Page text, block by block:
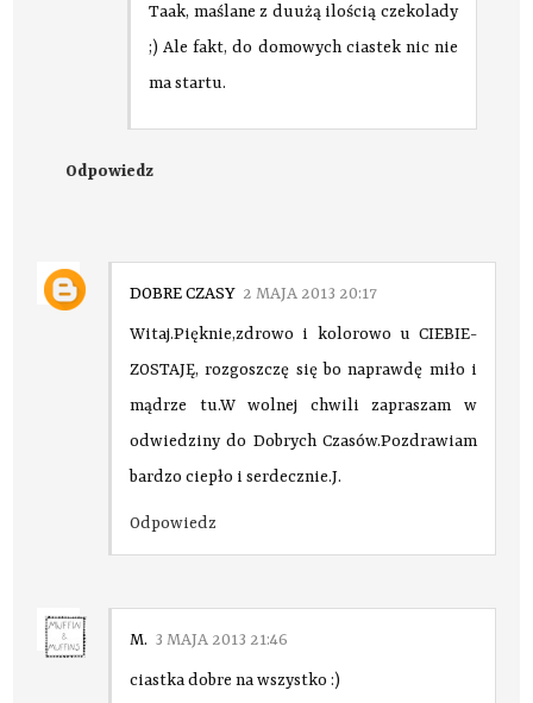
Taak, maślane z duużą ilością czekolady
;) Ale fakt, do domowych ciastek nic nie
ma startu.
Odpowiedz
DOBRE CZASY 2 MAJA 2013 20:17
Witaj.Pięknie,zdrowo i kolorowo u CIEBIE-
ZOSTAJĘ, rozgoszczę się bo naprawdę miło i
mądrze tu.W wolnej chwili zapraszam w
odwiedziny do Dobrych Czasów.Pozdrawiam
bardzo ciepło i serdecznie.J.
Odpowiedz
M. 3 MAJA 2013 21:46
ciastka dobre na wszystko :)